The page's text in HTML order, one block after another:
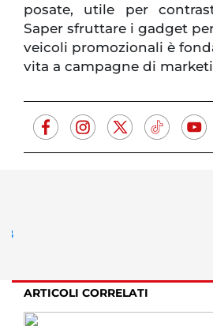
posate, utile per
Saper sfruttare i gadget
veicoli promozionali è
vita a campagne di
ARTICOLI CORRELATI